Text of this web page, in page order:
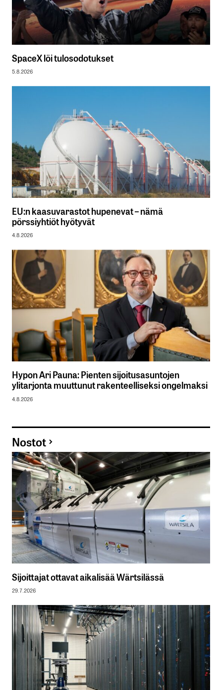
SpaceX löi tulosodotukset
5.8.2026
EU:n kaasuvarastot hupenevat – nämä
pörssiyhtiöt hyötyvät
4.8.2026
Hypon Ari Pauna: Pienten sijoitusasuntojen
ylitarjonta muuttunut rakenteelliseksi ongelmaksi
4.8.2026
Nostot
Sijoittajat ottavat aikalisää Wärtsilässä
29.7.2026